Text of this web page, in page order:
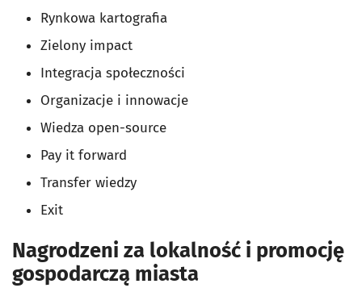
Rynkowa kartografia
Zielony impact
Integracja społeczności
Organizacje i innowacje
Wiedza open-source
Pay it forward
Transfer wiedzy
Exit
Nagrodzeni za lokalność i promocję
gospodarczą miasta